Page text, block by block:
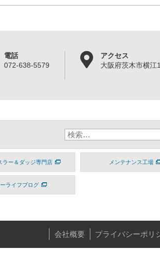
電話
072-638-5579
アクセス
大阪府茨木市横江
ラー＆ダッジ専門店 メンテナンス工場
ライフブログ
会社概要 プライバシーポリ